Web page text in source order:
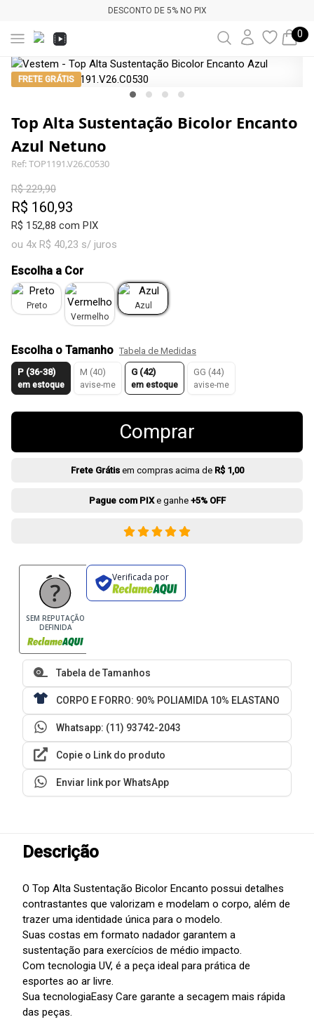
DESCONTO DE 5% NO PIX
0
FRETE GRÁTIS
Top Alta Sustentação Bicolor Encanto
Azul Netuno
Ref: TOP1191.V26.C0530
R$ 229,90
R$ 160,93
R$ 152,88 com PIX
ou 4x R$ 40,23 s/ juros
Escolha a Cor
Preto
Vermelho
Azul
Escolha o Tamanho Tabela de Medidas
P (36-38)
em estoque
M (40)
avise-me
G (42)
em estoque
GG (44)
avise-me
Comprar
Frete Grátisem compras acima de R$ 1,00
Pague com PIXe ganhe +5% OFF
SEM REPUTAÇÃO
DEFINIDA
Verificada por
Tabela de Tamanhos
CORPO E FORRO: 90% POLIAMIDA 10% ELASTANO
Whatsapp: (11) 93742-2043
Copie o Link do produto
Enviar link por WhatsApp
Descrição
O Top Alta Sustentação Bicolor Encanto possui detalhes
contrastantes que valorizam e modelam o corpo, além de
trazer uma identidade única para o modelo.
Suas costas em formato nadador garantem a
sustentação para exercícios de médio impacto.
Com tecnologia UV, é a peça ideal para prática de
esportes ao ar livre.
Sua tecnologiaEasy Care garante a secagem mais rápida
das peças.